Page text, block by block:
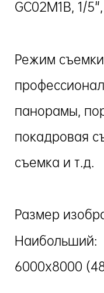
GC02M1B, 1/
Режим
панорамы,
покадровая
съемка и т.д.
Размер
Наибольший:
6000x8000